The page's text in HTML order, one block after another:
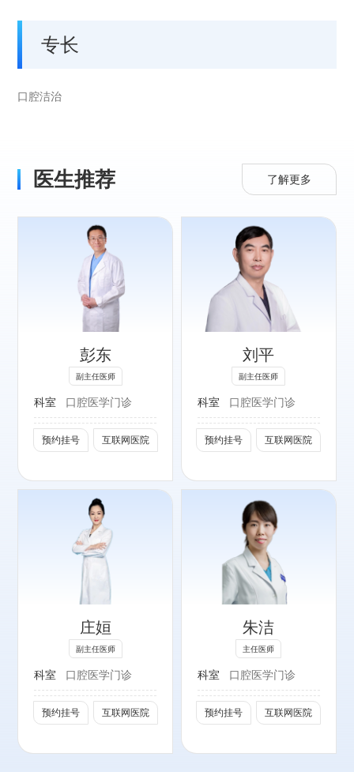
专长
口腔洁治
医生推荐 了解更多
彭东
副主任医师
科室 口腔医学门诊
预约挂号 互联网医院
刘平
副主任医师
科室 口腔医学门诊
预约挂号 互联网医院
专长：
擅长各类错牙合畸
形的隐形矫治，颞
下颌关节病矫正治
社会任职：
北京口腔医学会民
营分会常务委员
庄姮
副主任医师
科室 口腔医学门诊
预约挂号 互联网医院
朱洁
主任医师
科室 口腔医学门诊
预约挂号 互联网医院
专长：
擅长复杂牙周病患
者的序列治疗，各
类牙周手术治疗，
以及牙周炎患者的
种植治疗。
社会任职：
北京口腔医学会牙
周专委会青年委员